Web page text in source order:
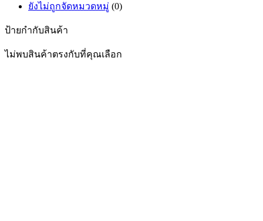
ยังไม่ถูกจัดหมวดหมู่ (0)
ป้ายกำกับสินค้า
ไม่พบสินค้าตรงกับที่คุณเลือก